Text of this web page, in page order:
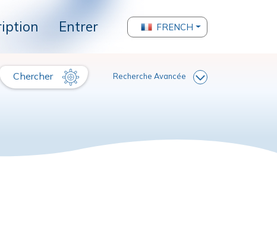
Entrer FRENCH
Chercher Recherche Avancée